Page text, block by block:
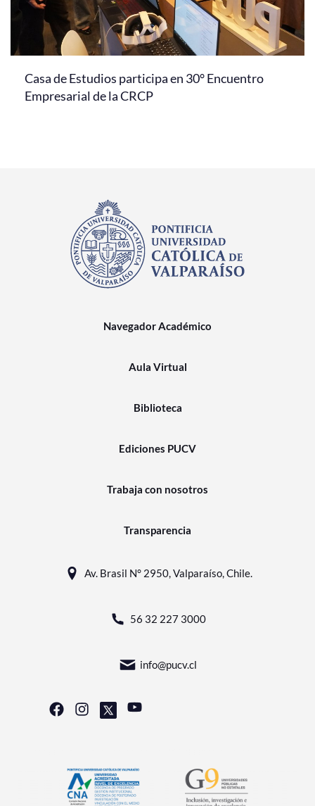
Casa de Estudios participa en 30° Encuentro
Empresarial de la CRCP
Navegador Académico
Aula Virtual
Biblioteca
Ediciones PUCV
Trabaja con nosotros
Transparencia
Av. Brasil N° 2950, Valparaíso, Chile.
56 32 227 3000
info@pucv.cl